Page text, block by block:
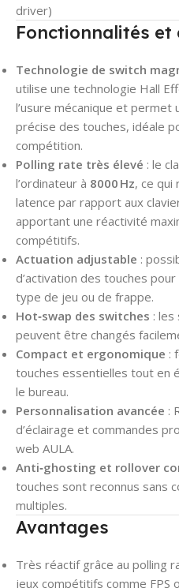
driver)
Fonctionnalités et
Technologie de switch
utilise une technologie Hall
l’usure mécanique et
précise des touches, idéale
compétition.
Polling rate très élevé : le
l’ordinateur à 8000 Hz, ce qui
latence par rapport aux
apportant une réactivité
compétitifs.
Actuation adjustable :
d’activation des touches
type de jeu ou de frappe.
Hot‑swap des switches : les
peuvent être changés
Compact et ergonomique :
touches essentielles tout en
le bureau.
Personnalisation avancée :
d’éclairage et commandes
web AULA.
Anti‑ghosting et rollover
touches sont reconnus sans
multiples.
Avantages
Très réactif grâce au polling
jeux compétitifs comme FPS